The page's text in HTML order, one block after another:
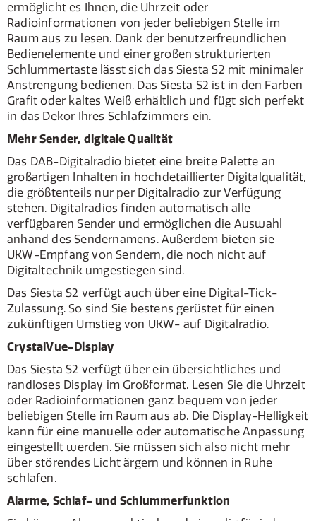
ermöglicht es Ihnen, die Uhrzeit oder
Radioinformationen von jeder beliebigen Stelle im
Raum aus zu lesen. Dank der benutzerfreundlichen
Bedienelemente und einer großen strukturierten
Schlummertaste lässt sich das Siesta S2 mit minimaler
Anstrengung bedienen. Das Siesta S2 ist in den Farben
Grafit oder kaltes Weiß erhältlich und fügt sich perfekt
in das Dekor Ihres Schlafzimmers ein.
Mehr Sender, digitale Qualität
Das DAB-Digitalradio bietet eine breite Palette an
großartigen Inhalten in hochdetaillierter Digitalqualität,
die größtenteils nur per Digitalradio zur Verfügung
stehen. Digitalradios finden automatisch alle
verfügbaren Sender und ermöglichen die Auswahl
anhand des Sendernamens. Außerdem bieten sie
UKW-Empfang von Sendern, die noch nicht auf
Digitaltechnik umgestiegen sind.
Das Siesta S2 verfügt auch über eine Digital-Tick-
Zulassung. So sind Sie bestens gerüstet für einen
zukünftigen Umstieg von UKW- auf Digitalradio.
CrystalVue-Display
Das Siesta S2 verfügt über ein übersichtliches und
randloses Display im Großformat. Lesen Sie die Uhrzeit
oder Radioinformationen ganz bequem von jeder
beliebigen Stelle im Raum aus ab. Die Display-Helligkeit
kann für eine manuelle oder automatische Anpassung
eingestellt werden. Sie müssen sich also nicht mehr
über störendes Licht ärgern und können in Ruhe
schlafen.
Alarme, Schlaf- und Schlummerfunktion